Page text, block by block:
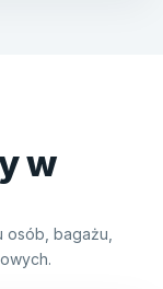
w
bagażu,